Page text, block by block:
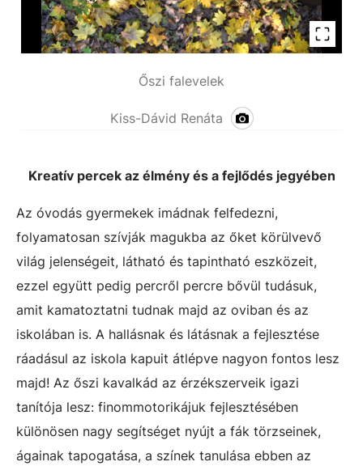
Őszi falevelek
Kiss-Dávid Renáta
Kreatív percek az élmény és a fejlődés jegyében
Az óvodás gyermekek imádnak felfedezni,
folyamatosan szívják magukba az őket körülvevő
világ jelenségeit, látható és tapintható eszközeit,
ezzel együtt pedig percről percre bővül tudásuk,
amit kamatoztatni tudnak majd az oviban és az
iskolában is. A hallásnak és látásnak a fejlesztése
ráadásul az iskola kapuit átlépve nagyon fontos lesz
majd! Az őszi kavalkád az érzékszerveik igazi
tanítója lesz: finommotorikájuk fejlesztésében
különösen nagy segítséget nyújt a fák törzseinek,
ágainak tapogatása, a színek tanulása ebben az